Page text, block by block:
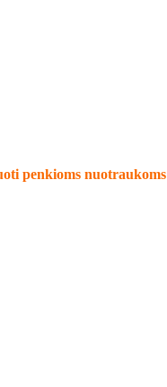
penkioms nuotraukoms